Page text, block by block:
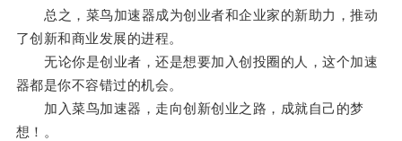
总之，菜鸟加速器成为创业者和企业家的新助力，推动
了创新和商业发展的进程。
无论你是创业者，还是想要加入创投圈的人，这个加速
器都是你不容错过的机会。
加入菜鸟加速器，走向创新创业之路，成就自己的梦
想！。